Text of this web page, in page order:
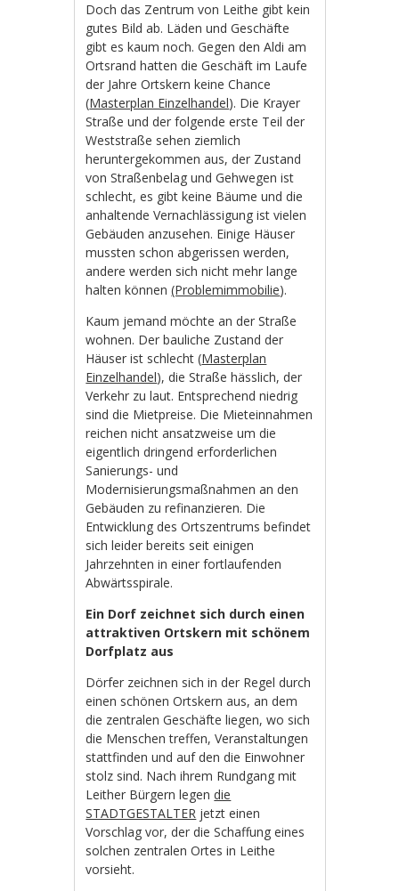
Doch das Zentrum von Leithe gibt kein
gutes Bild ab. Läden und Geschäfte
gibt es kaum noch. Gegen den Aldi am
Ortsrand hatten die Geschäft im Laufe
der Jahre Ortskern keine Chance
(Masterplan Einzelhandel). Die Krayer
Straße und der folgende erste Teil der
Weststraße sehen ziemlich
heruntergekommen aus, der Zustand
von Straßenbelag und Gehwegen ist
schlecht, es gibt keine Bäume und die
anhaltende Vernachlässigung ist vielen
Gebäuden anzusehen. Einige Häuser
mussten schon abgerissen werden,
andere werden sich nicht mehr lange
halten können(Problemimmobilie).
Kaum jemand möchte an der Straße
wohnen. Der bauliche Zustand der
Häuser ist schlecht (Masterplan
Einzelhandel), die Straße hässlich, der
Verkehr zu laut. Entsprechend niedrig
sind die Mietpreise. Die Mieteinnahmen
reichen nicht ansatzweise um die
eigentlich dringend erforderlichen
Sanierungs- und
Modernisierungsmaßnahmen an den
Gebäuden zu refinanzieren. Die
Entwicklung des Ortszentrums befindet
sich leider bereits seit einigen
Jahrzehnten in einer fortlaufenden
Abwärtsspirale.
Ein Dorf zeichnet sich durch einen
attraktiven Ortskern mit schönem
Dorfplatz aus
Dörfer zeichnen sich in der Regel durch
einen schönen Ortskern aus, an dem
die zentralen Geschäfte liegen, wo sich
die Menschen treffen, Veranstaltungen
stattfinden und auf den die Einwohner
stolz sind. Nach ihrem Rundgang mit
Leither Bürgern legendie
STADTGESTALTER jetzt einen
Vorschlag vor, der die Schaffung eines
solchen zentralen Ortes in Leithe
vorsieht.